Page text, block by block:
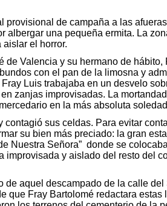
de campaña a las
albergar una pequeña ermita. La
el horror.
Valencia y su hermano de hábito,
con el pan de la limosna y
Luis trabajaba en un desvelo
zanjas improvisadas. La
en la más absoluta
sus celdas. Para evitar
su bien más preciado: la gran
Nuestra Señora” donde se
y aislado del resto del
aquel descampado de la calle
que Fray Bartolomé redactara